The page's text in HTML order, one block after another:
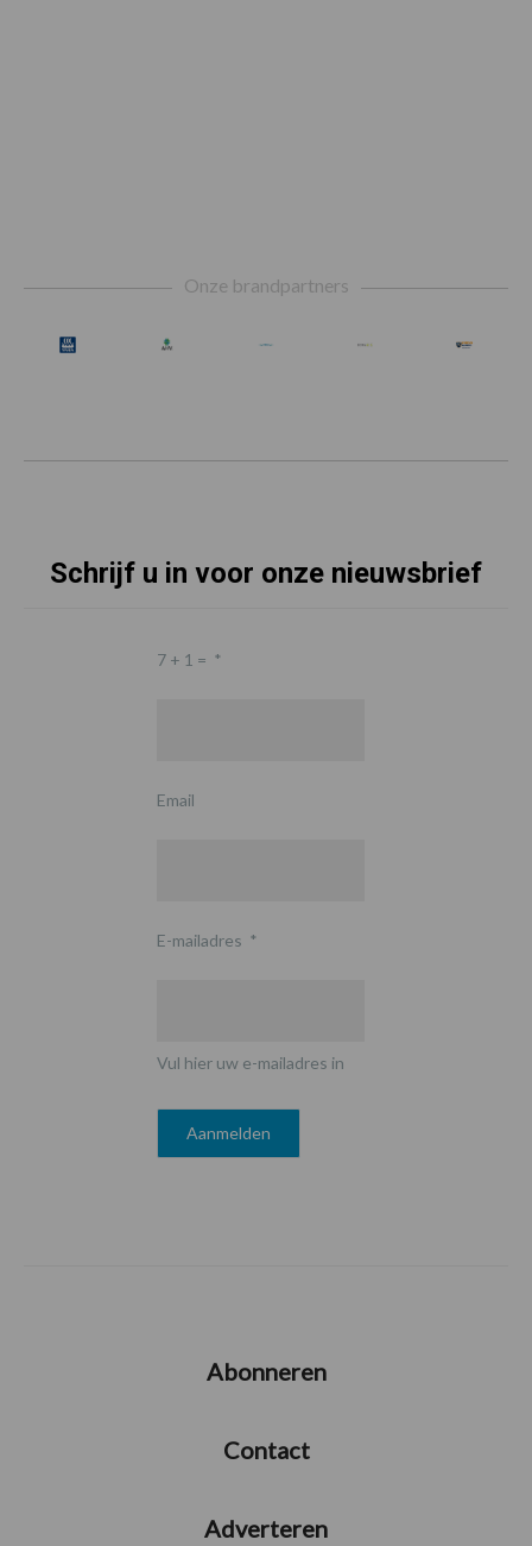
Onze brandpartners
Schrijf u in voor onze nieuwsbrief
7 + 1 = *
Email
E-mailadres *
Vul hier uw e-mailadres in
Abonneren
Contact
Adverteren